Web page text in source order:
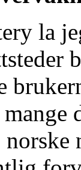
la